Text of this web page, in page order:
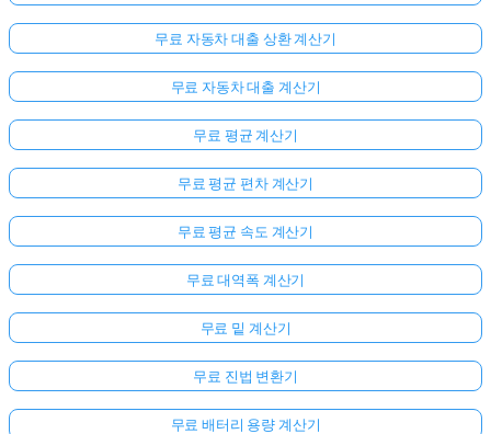
무료 자동차 대출 상환 계산기
무료 자동차 대출 계산기
무료 평균 계산기
무료 평균 편차 계산기
무료 평균 속도 계산기
무료 대역폭 계산기
무료 밑 계산기
무료 진법 변환기
무료 배터리 용량 계산기